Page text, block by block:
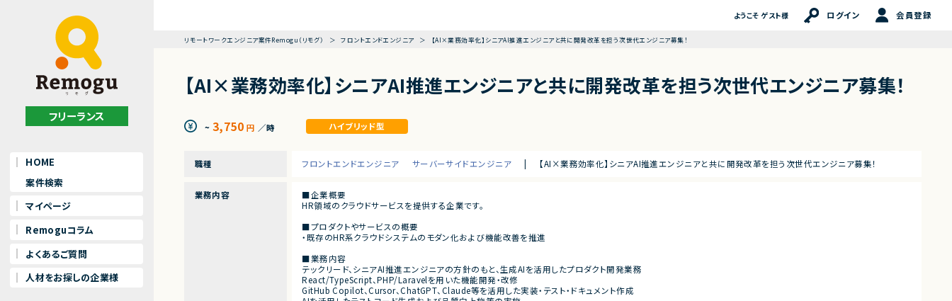
フリーランス
HOME
案件検索
マイページ
Remoguコラム
よくあるご質問
人材をお探しの企業様
ようこそ ゲスト様 ログイン 会員登録
リモートワークエンジニア案件Remogu（リモグ） フロントエンドエンジニア 【AI×業務効率化】シニアAI推進エンジニアと共に開発改革を担う次世代エンジニア募集！
【AI×業務効率化】シニアAI推進エンジニアと共に開発改革を担う次世代エンジニア募集！
~ 3,750 円 ／時 ハイブリッド型
職種 フロントエンドエンジニア サーバーサイドエンジニア 【AI×業務効率化】シニアAI推進エンジニアと共に開発改革を担う次世代エンジニア募集！
業務内容
■企業概要
HR領域のクラウドサービスを提供する企業です。
■プロダクトやサービスの概要
・既存のHR系クラウドシステムのモダン化および機能改善を推進
■業務内容
テックリード、シニアAI推進エンジニアの方針のもと、生成AIを活用したプロダクト開発業務
React/TypeScript、PHP/Laravelを用いた機能開発・改修
GitHub Copilot、Cursor、ChatGPT、Claude等を活用した実装・テスト・ドキュメント作成